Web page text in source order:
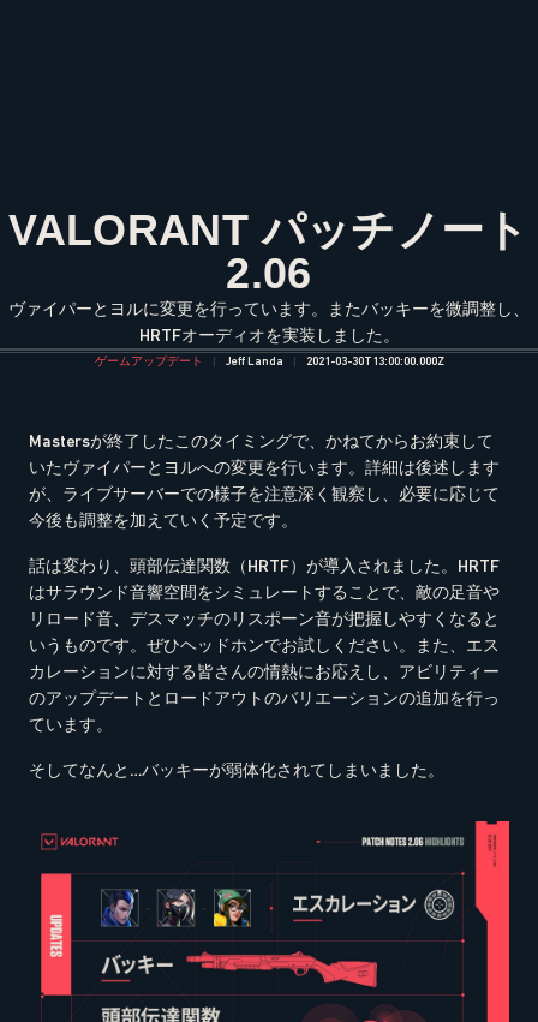
VALORANT パッチノート
2.06
ヴァイパーとヨルに変更を行っています。またバッキーを微調整し、
HRTFオーディオを実装しました。
ゲームアップデート Jeff Landa 2021-03-30T13:00:00.000Z
Mastersが終了したこのタイミングで、かねてからお約束して
いたヴァイパーとヨルへの変更を行います。詳細は後述します
が、ライブサーバーでの様子を注意深く観察し、必要に応じて
今後も調整を加えていく予定です。
話は変わり、頭部伝達関数（HRTF）が導入されました。HRTF
はサラウンド音響空間をシミュレートすることで、敵の足音や
リロード音、デスマッチのリスポーン音が把握しやすくなると
いうものです。ぜひヘッドホンでお試しください。また、エス
カレーションに対する皆さんの情熱にお応えし、アビリティー
のアップデートとロードアウトのバリエーションの追加を行っ
ています。
そしてなんと…バッキーが弱体化されてしまいました。